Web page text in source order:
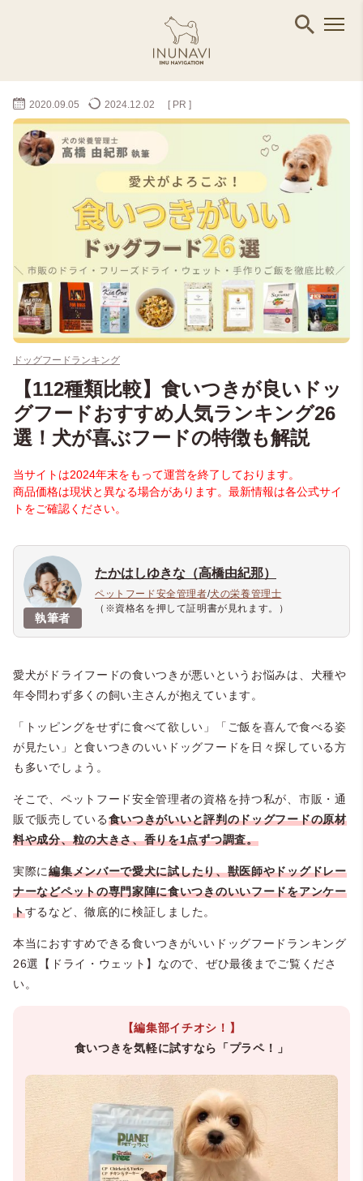
2020.09.05 2024.12.02 [ PR ]
ドッグフードランキング
【112種類比較】食いつきが良いドッ
グフードおすすめ人気ランキング26
選！犬が喜ぶフードの特徴も解説
当サイトは2024年末をもって運営を終了しております。
商品価格は現状と異なる場合があります。最新情報は各公式サイ
トをご確認ください。
執筆者
たかはしゆきな（高橋由紀那）
ペットフード安全管理者/犬の栄養管理士
（※資格名を押して証明書が見れます。）
愛犬がドライフードの食いつきが悪いというお悩みは、犬種や
年令問わず多くの飼い主さんが抱えています。
「トッピングをせずに食べて欲しい」「ご飯を喜んで食べる姿
が見たい」と食いつきのいいドッグフードを日々探している方
も多いでしょう。
そこで、ペットフード安全管理者の資格を持つ私が、市販・通
販で販売している食いつきがいいと評判のドッグフードの原材
料や成分、粒の大きさ、香りを1点ずつ調査。
実際に編集メンバーで愛犬に試したり、獣医師やドッグドレー
ナーなどペットの専門家陣に食いつきのいいフードをアンケー
トするなど、徹底的に検証しました。
本当におすすめできる食いつきがいいドッグフードランキング
26選【ドライ・ウェット】なので、ぜひ最後までご覧くださ
い。
【編集部イチオシ！】
食いつきを気軽に試すなら「プラペ！」